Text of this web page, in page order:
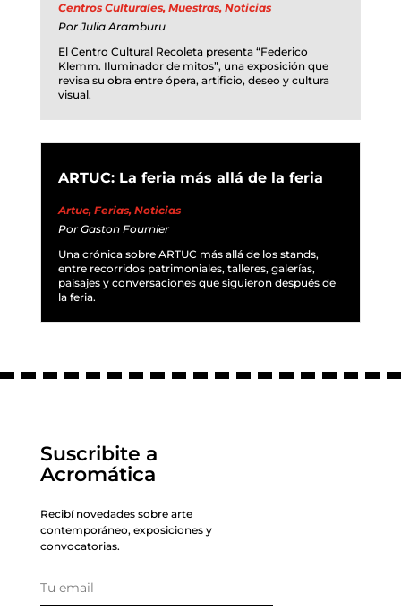
Centros Culturales, Muestras, Noticias
PorJulia Aramburu
El Centro Cultural Recoleta presenta “Federico
Klemm. Iluminador de mitos”, una exposición que
revisa su obra entre ópera, artificio, deseo y cultura
visual.
ARTUC: La feria más allá de la feria
Artuc, Ferias, Noticias
Por Gaston Fournier
Una crónica sobre ARTUC más allá de los stands,
entre recorridos patrimoniales, talleres, galerías,
paisajes y conversaciones que siguieron después de
la feria.
Suscribite a
Acromática
Recibí novedades sobre arte
contemporáneo, exposiciones y
convocatorias.